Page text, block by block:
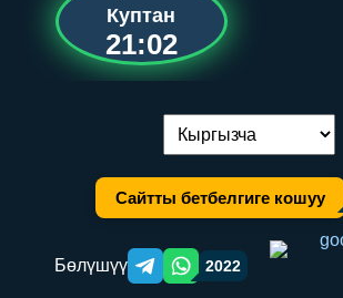
Куптан
21:02
Тилди алмаштыруу:
Сайтты бетбелгиге кошуу
Бөлүшүү Telegram orqali ulashish
WhatsApp orqali ulashish
2022